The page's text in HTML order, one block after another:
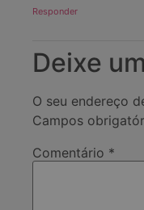
Responder
Deixe
O seu endereço
Campos
Comentário *